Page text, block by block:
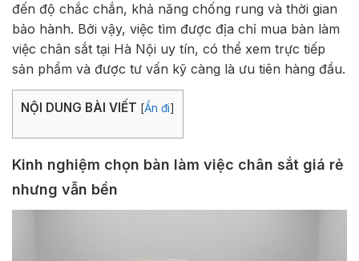
đến độ chắc chắn, khả năng chống rung và thời gian
bảo hành. Bởi vậy, việc tìm được địa chỉ mua bàn làm
việc chân sắt tại Hà Nội uy tín, có thể xem trực tiếp
sản phẩm và được tư vấn kỹ càng là ưu tiên hàng đầu.
NỘI DUNG BÀI VIẾT [Ẩn đi]
Kinh nghiệm chọn bàn làm việc chân sắt giá rẻ
nhưng vẫn bền